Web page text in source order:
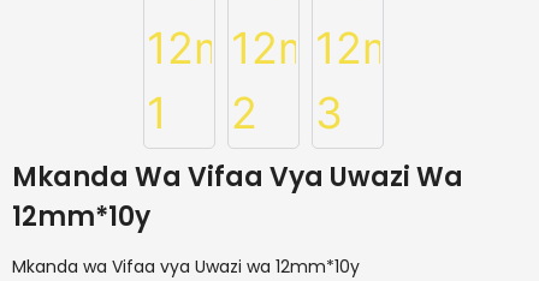
Mkanda Wa Vifaa Vya Uwazi Wa
12mm*10y
Mkanda wa Vifaa vya Uwazi wa 12mm*10y